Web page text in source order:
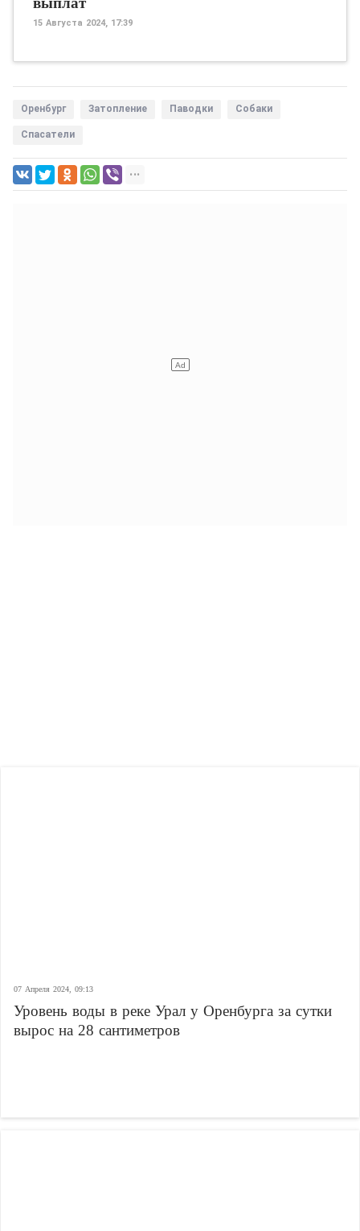
15 Августа 2024, 17:39
Оренбург Затопление Паводки Собаки
Спасатели
07 Апреля 2024, 09:13
Уровень воды в реке Урал у Оренбурга за сутки
вырос на 28 сантиметров